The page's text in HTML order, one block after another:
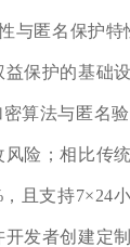
与匿名保护
保护的基础设
算法与匿名
险；相比传
且支持7×24
开发者创建定